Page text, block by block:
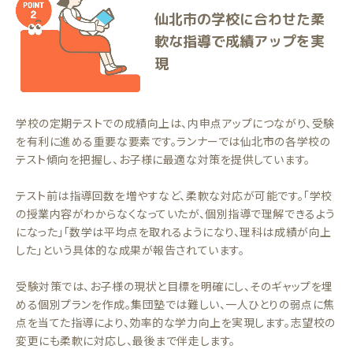
仙北市の学校に合わせた柔
軟な指導で成績アップを実
現
学校の定期テストでの成績向上は、内申点アップにつながり、受験
を有利に進める重要な要素です。ランナーでは仙北市の各学校の
テスト傾向を把握し、お子様に最適な対策を提供しています。
テスト前は指導回数を増やすなど、柔軟な対応が可能です。「学校
の授業内容がわからなくなっていたが、個別指導で理解できるよう
になった」「数学は平均点を取れるようになり、理科は成績が向上
した」という具体的な成果が報告されています。
受験対策では、お子様の現状と目標を明確にし、そのギャップを埋
める個別プランを作成。集団塾では難しい、一人ひとりの弱点に焦
点を当てた指導により、効率的な学力向上を実現します。志望校の
変更にも柔軟に対応し、最後まで伴走します。